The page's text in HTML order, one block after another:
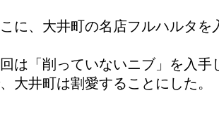
に、大井町の名店フルハルタを
は「削っていないニブ」を入手
大井町は割愛することにした。